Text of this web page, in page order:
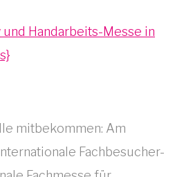
und Handarbeits-Messe in
mitbekommen: Am
Fachbesucher-